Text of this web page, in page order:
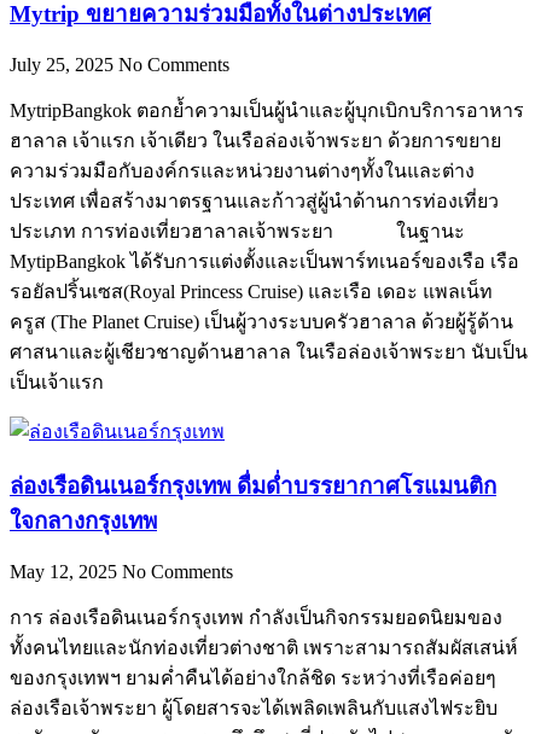
Mytrip ขยายความร่วมมือทั้งในต่างประเทศ
July 25, 2025 No Comments
MytripBangkok ตอกย้ำความเป็นผู้นำและผู้บุกเบิกบริการอาหาร
ฮาลาล เจ้าแรก เจ้าเดียว ในเรือล่องเจ้าพระยา ด้วยการขยาย
ความร่วมมือกับองค์กรและหน่วยงานต่างๆทั้งในและต่าง
ประเทศ เพื่อสร้างมาตรฐานและก้าวสู่ผู้นำด้านการท่องเที่ยว
ประเภท การท่องเที่ยวฮาลาลเจ้าพระยา ในฐานะ
MytipBangkok ได้รับการแต่งตั้งและเป็นพาร์ทเนอร์ของเรือ เรือ
รอยัลปริ้นเซส(Royal Princess Cruise) และเรือ เดอะ แพลเน็ท
ครูส (The Planet Cruise) เป็นผู้วางระบบครัวฮาลาล ด้วยผู้รู้ด้าน
ศาสนาและผู้เชียวชาญด้านฮาลาล ในเรือล่องเจ้าพระยา นับเป็น
เป็นเจ้าแรก
ล่องเรือดินเนอร์กรุงเทพ ดื่มด่ำบรรยากาศโรแมนติก
ใจกลางกรุงเทพ
May 12, 2025 No Comments
การ ล่องเรือดินเนอร์กรุงเทพ กำลังเป็นกิจกรรมยอดนิยมของ
ทั้งคนไทยและนักท่องเที่ยวต่างชาติ เพราะสามารถสัมผัสเสน่ห์
ของกรุงเทพฯ ยามค่ำคืนได้อย่างใกล้ชิด ระหว่างที่เรือค่อยๆ
ล่องเรือเจ้าพระยา ผู้โดยสารจะได้เพลิดเพลินกับแสงไฟระยิบ